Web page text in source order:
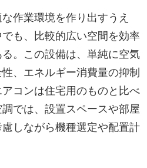
作業環境を作り出すうえ
も、比較的広い空間を効率
。この設備は、単純に空気
、エネルギー消費量の抑制
コンは住宅用のものと比べ
では、設置スペースや部屋
しながら機種選定や配置計